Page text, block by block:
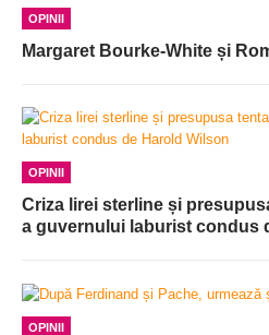
OPINII
Margaret Bourke-White și
OPINII
Criza lirei sterline și
a guvernului laburist condus
OPINII